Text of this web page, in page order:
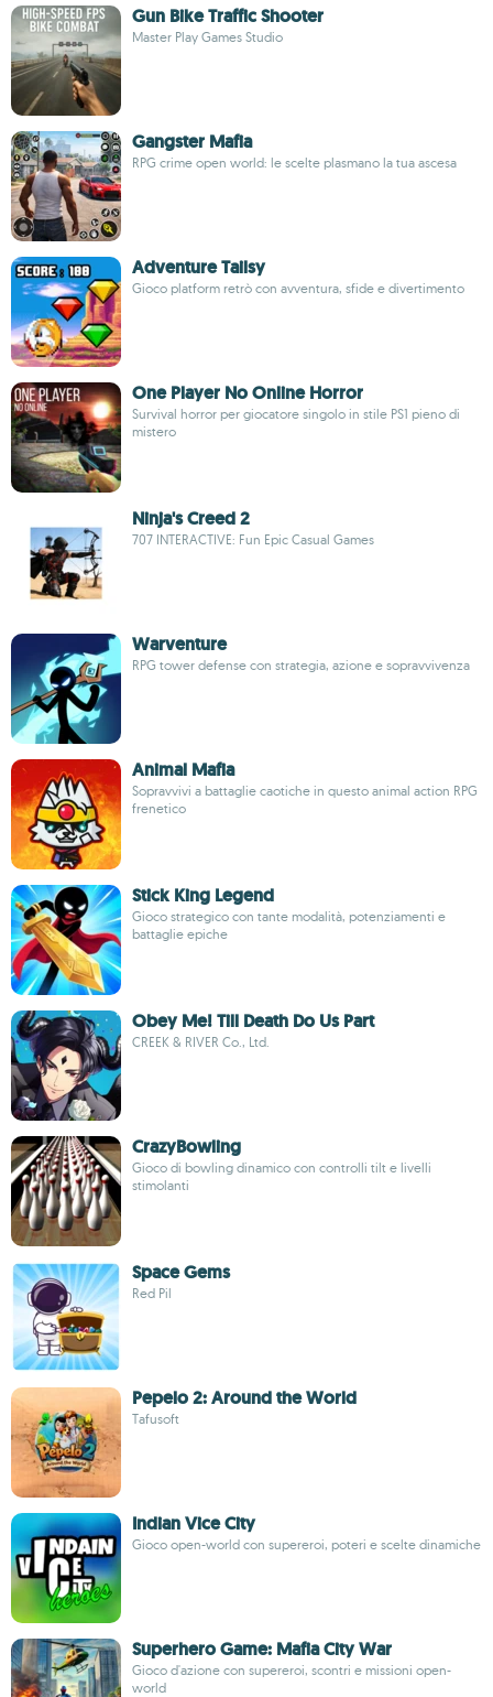
Gun Bike Traffic Shooter
Master Play Games Studio
Gangster Mafia
RPG crime open world: le scelte plasmano la tua ascesa
Adventure Tailsy
Gioco platform retrò con avventura, sfide e divertimento
One Player No Online Horror
Survival horror per giocatore singolo in stile PS1 pieno di
mistero
Ninja's Creed 2
707 INTERACTIVE: Fun Epic Casual Games
Warventure
RPG tower defense con strategia, azione e sopravvivenza
Animal Mafia
Sopravvivi a battaglie caotiche in questo animal action RPG
frenetico
Stick King Legend
Gioco strategico con tante modalità, potenziamenti e
battaglie epiche
Obey Me! Till Death Do Us Part
CREEK & RIVER Co., Ltd.
CrazyBowling
Gioco di bowling dinamico con controlli tilt e livelli
stimolanti
Space Gems
Red Pil
Pepelo 2: Around the World
Tafusoft
Indian Vice City
Gioco open-world con supereroi, poteri e scelte dinamiche
Superhero Game: Mafia City War
Gioco d'azione con supereroi, scontri e missioni open-
world